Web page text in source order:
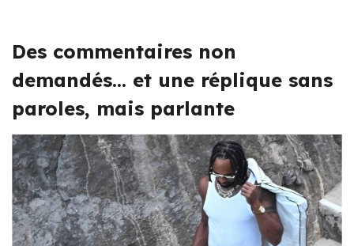
Des commentaires non
demandés… et une réplique sans
paroles, mais parlante